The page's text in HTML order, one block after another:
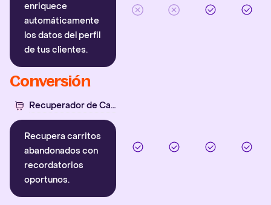
enriquece
automáticamente
los datos del perfil
de tus clientes.
Conversión
Recuperador de Carritos
Recupera carritos
abandonados con
recordatorios
oportunos.